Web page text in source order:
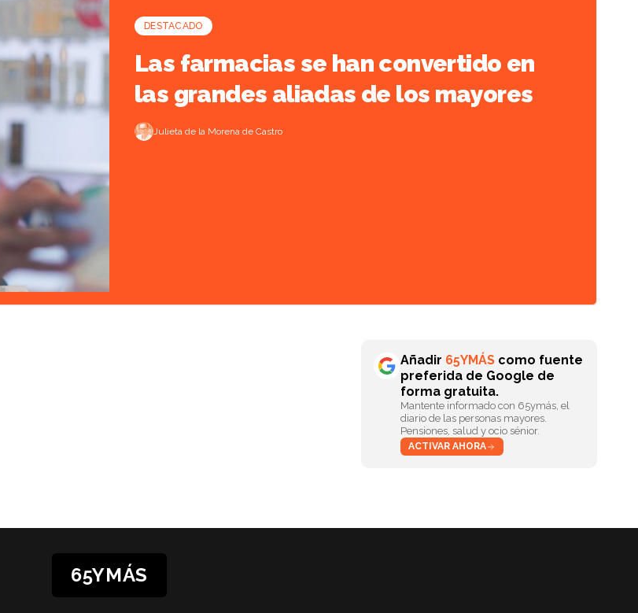
DESTACADO
Las farmacias se han convertido en
las grandes aliadas de los mayores
Julieta de la Morena de Castro
Añadir 65YMÁS como fuente
preferida de Google de
forma gratuita.
Mantente informado con 65ymás, el
diario de las personas mayores.
Pensiones, salud y ocio sénior.
ACTIVAR AHORA
65YMÁS